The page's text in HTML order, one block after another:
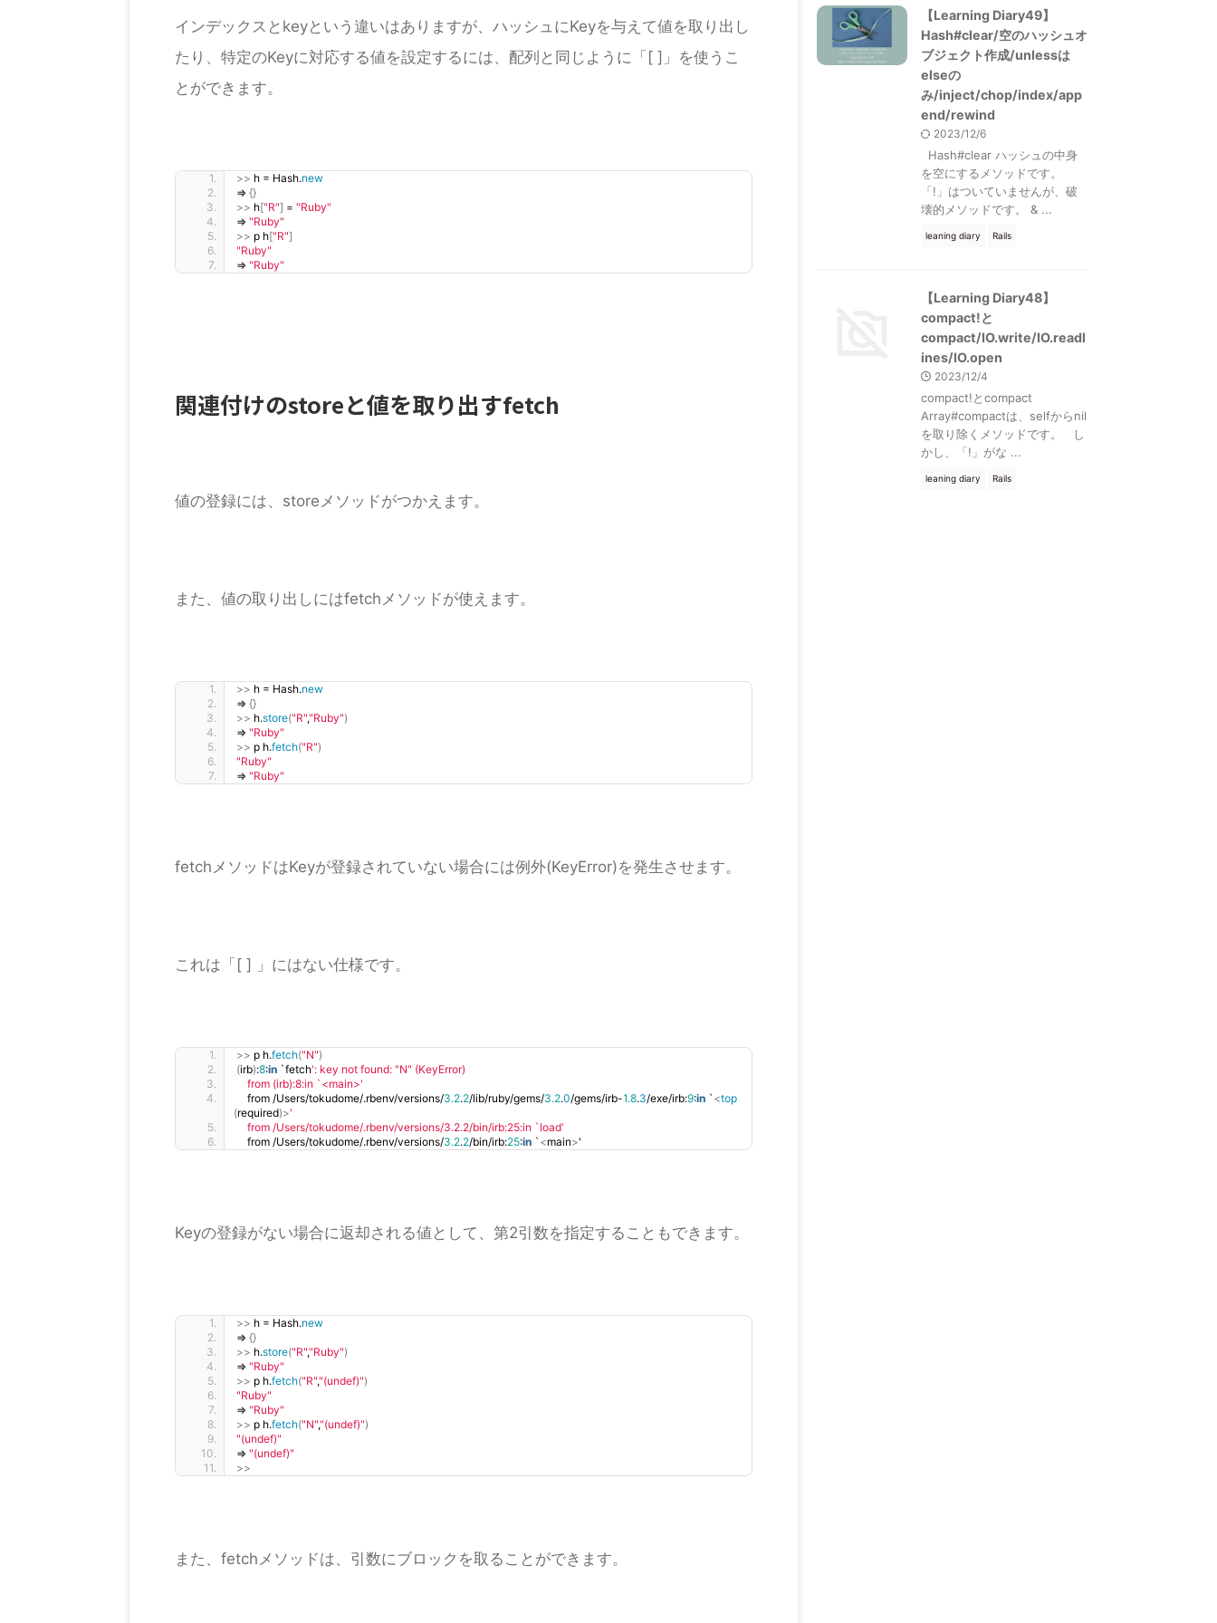
インデックスとkeyという違いはありますが、ハッシュにKeyを与えて値を取り出し
たり、特定のKeyに対応する値を設定するには、配列と同じように「[ ]」を使うこ
とができます。
>> h = Hash.new
= {}
>> h["R"] = "Ruby"
= "Ruby"
>> p h["R"]
"Ruby"
= "Ruby"
関連付けのstoreと値を取り出すfetch
値の登録には、storeメソッドがつかえます。
また、値の取り出しにはfetchメソッドが使えます。
>> h = Hash.new
= {}
>> h.store("R","Ruby")
= "Ruby"
>> p h.fetch("R")
"Ruby"
= "Ruby"
fetchメソッドはKeyが登録されていない場合には例外(KeyError)を発生させます。
これは「[ ] 」にはない仕様です。
>> p h.fetch("N")
(irb):8:in `fetch': key not found: "N" (KeyError)
    from (irb):8:in `<main>'
    from /Users/tokudome/.rbenv/versions/
3.2.2/lib/ruby/gems/3.2.0/gems/irb-1.8.3/exe/irb:9:in ` <top
(required)>'
    from /Users/tokudome/.rbenv/versions/3.2.2/bin/irb:25:in `load'
    from /Users/tokudome/.rbenv/versions/
3.2.2/bin/irb:25:in ` <main>'
Keyの登録がない場合に返却される値として、第2引数を指定することもできます。
>> h = Hash.new
= {}
>> h.store("R","Ruby")
= "Ruby"
>> p h.fetch("R","(undef)")
"Ruby"
= "Ruby"
>> p h.fetch("N","(undef)")
"(undef)"
= "(undef)"
>>
また、fetchメソッドは、引数にブロックを取ることができます。
【Learning Diary49】
Hash#clear/空のハッシュオ
ブジェクト作成/unlessは
elseの
み/inject/chop/index/app
end/rewind
2023/12/6
Hash#clear ハッシュの中身
を空にするメソッドです。
「!」はついていませんが、破
壊的メソッドです。 & ...
leaning diary Rails
【Learning Diary48】
compact!と
compact/IO.write/IO.readl
ines/IO.open
2023/12/4
compact!とcompact
Array#compactは、selfからnil
を取り除くメソッドです。 し
かし、「!」がな ...
leaning diary Rails